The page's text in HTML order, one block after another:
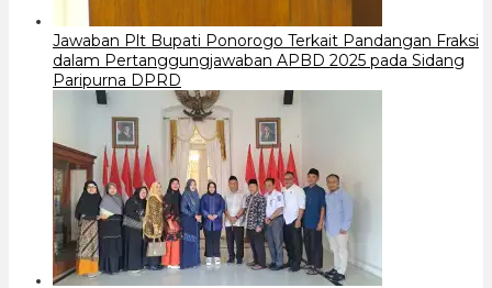
Jawaban Plt Bupati Ponorogo Terkait Pandangan Fraksi
dalam Pertanggungjawaban APBD 2025 pada Sidang
Paripurna DPRD